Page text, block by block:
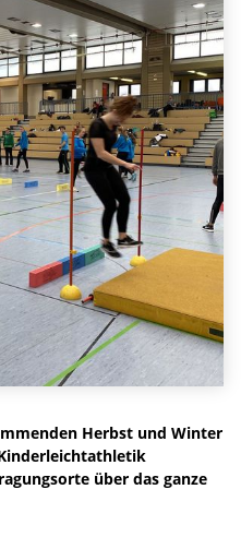
Herbst und Winter
über das ganze